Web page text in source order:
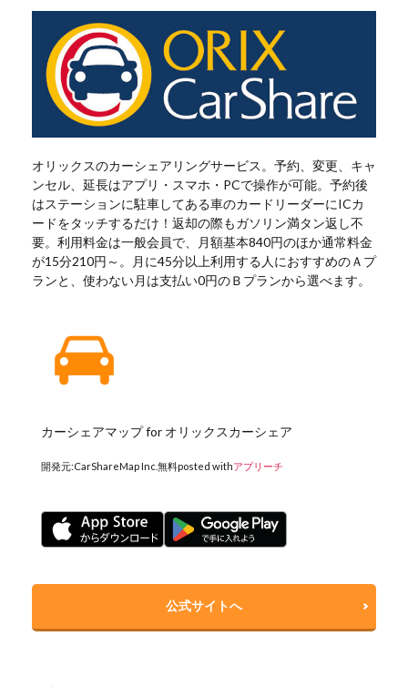
オリックスのカーシェアリングサービス。予約、変更、キャ
ンセル、延長はアプリ・スマホ・PCで操作が可能。予約後
はステーションに駐車してある車のカードリーダーにICカ
ードをタッチするだけ！返却の際もガソリン満タン返し不
要。利用料金は一般会員で、月額基本840円のほか通常料金
が15分210円～。月に45分以上利用する人におすすめのＡプ
ランと、使わない月は支払い0円のＢプランから選べます。
カーシェアマップ for オリックスカーシェア
開発元:CarShareMap Inc.無料posted withアプリーチ
公式サイトへ